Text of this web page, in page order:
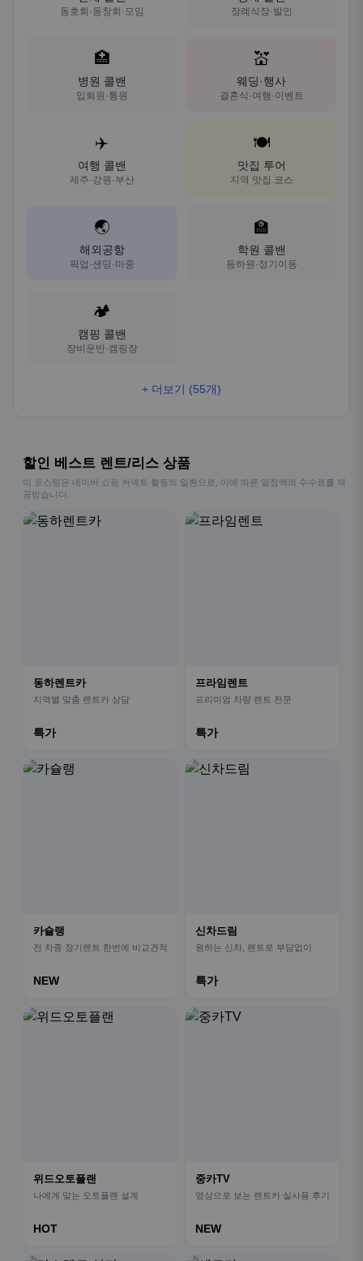
동호회·동창회·모임 장례식장·발인
🏥
병원 콜밴
입퇴원·통원
💒
웨딩·행사
결혼식·여행·이벤트
✈️
여행 콜밴
제주·강원·부산
🍽️
맛집 투어
지역 맛집 코스
🌏
해외공항
픽업·샌딩·마중
🏫
학원 콜밴
등하원·정기이동
🏕️
캠핑 콜밴
장비운반·캠핑장
+ 더보기 (55개)
할인 베스트 렌트/리스 상품
이 포스팅은 네이버 쇼핑 커넥트 활동의 일환으로, 이에 따른 일정액의 수수료를 제
공받습니다.
동하렌트카
지역별 맞춤 렌트카 상담
특가
프라임렌트
프리미엄 차량 렌트 전문
특가
카슐랭
전 차종 장기렌트 한번에 비교견적
NEW
신차드림
원하는 신차, 렌트로 부담없이
특가
위드오토플랜
나에게 맞는 오토플랜 설계
HOT
중카TV
영상으로 보는 렌트카 실사용 후기
NEW